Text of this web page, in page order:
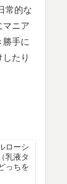
常的な
マニア
勝手に
たり
ローシ
乳液タ
っちを